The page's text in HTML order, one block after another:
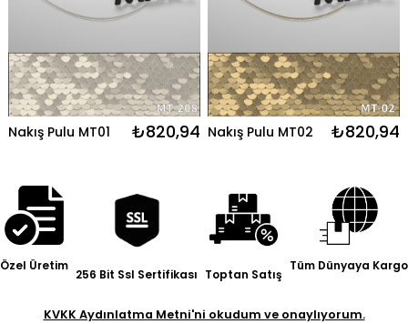
Nakış Pulu MT01 ₺820,94 Nakış Pulu MT02 ₺820,94
Özel Üretim
256 Bit Ssl Sertifikası Toptan Satış
Tüm Dünyaya Kargo
KVKK Aydınlatma Metni'ni okudum ve onaylıyorum.